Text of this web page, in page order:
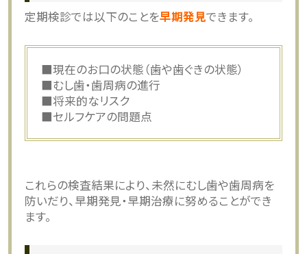
定期検診では以下のことを早期発見できます。
■現在のお口の状態（歯や歯ぐきの状態）
■むし歯・歯周病の進行
■将来的なリスク
■セルフケアの問題点
これらの検査結果により、未然にむし歯や歯周病を
防いだり、早期発見・早期治療に努めることができ
ます。